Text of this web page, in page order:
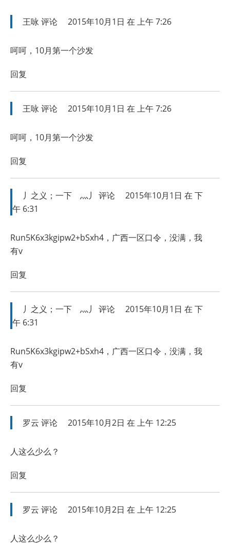
王咏 评论 2015年10月1日 在 上午 7:26
呵呵，10月第一个沙发
回复
王咏 评论 2015年10月1日 在 上午 7:26
呵呵，10月第一个沙发
回复
丿之义；一下ゞ灬丿 评论
2015年10月1日 在 下
午 6:31
Run5K6x3kgipw2+bSxh4，广西一区口令，没满，我
有v
回复
丿之义；一下ゞ灬丿 评论
2015年10月1日 在 下
午 6:31
Run5K6x3kgipw2+bSxh4，广西一区口令，没满，我
有v
回复
罗云 评论 2015年10月2日 在 上午 12:25
人这么少么？
回复
罗云 评论 2015年10月2日 在 上午 12:25
人这么少么？